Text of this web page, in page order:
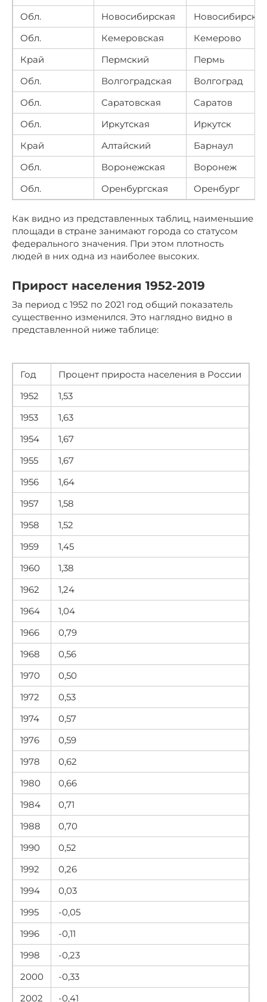
Обл.
Новосибирская
Новосибирск
Обл.
Кемеровская
Кемерово
Край
Пермский
Пермь
Обл.
Волгоградская
Волгоград
Обл.
Саратовская
Саратов
Обл.
Иркутская
Иркутск
Край
Алтайский
Барнаул
Обл.
Воронежская
Воронеж
Обл.
Оренбургская Оренбург
Как видно из представленных таблиц, наименьшие
площади в стране занимают города со статусом
федерального значения. При этом плотность
людей в них одна из наиболее высоких.
Прирост населения 1952-2019
За период с 1952 по 2021 год общий показатель
существенно изменился. Это наглядно видно в
представленной ниже таблице:
Год
Процент прироста населения в России
1952
1,53
1953
1,63
1954
1,67
1955
1,67
1956
1,64
1957
1,58
1958
1,52
1959
1,45
1960
1,38
1962
1,24
1964
1,04
1966
0,79
1968
0,56
1970
0,50
1972
0,53
1974
0,57
1976
0,59
1978
0,62
1980
0,66
1984
0,71
1988
0,70
1990
0,52
1992
0,26
1994
0,03
1995
-0,05
1996
-0,11
1998
-0,23
2000
-0,33
2002
-0,41